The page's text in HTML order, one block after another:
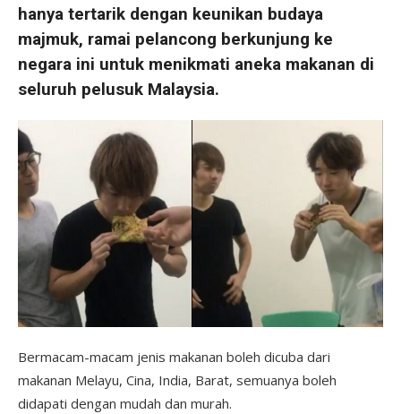
hanya tertarik dengan keunikan budaya
majmuk, ramai pelancong berkunjung ke
negara ini untuk menikmati aneka makanan di
seluruh pelusuk Malaysia.
Bermacam-macam jenis makanan boleh dicuba dari
makanan Melayu, Cina, India, Barat, semuanya boleh
didapati dengan mudah dan murah.